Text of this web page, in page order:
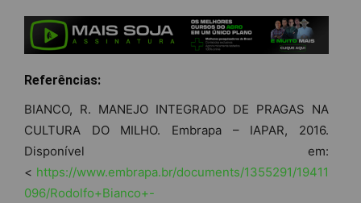
Referências:
BIANCO, R. MANEJO INTEGRADO DE PRAGAS NA
CULTURA DO MILHO. Embrapa – IAPAR, 2016.
Disponível em:
< https://www.embrapa.br/documents/1355291/19411
096/Rodolfo+Bianco+-